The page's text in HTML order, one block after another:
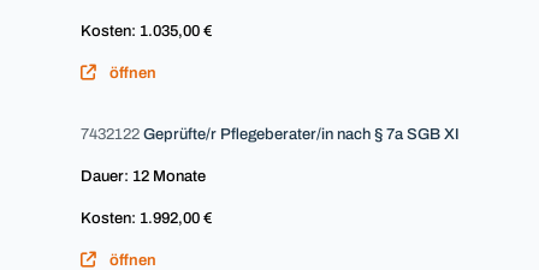
Kosten: 1.035,00 €
öffnen
7432122 Geprüfte/r Pflegeberater/in nach § 7a SGB XI
Dauer: 12 Monate
Kosten: 1.992,00 €
öffnen